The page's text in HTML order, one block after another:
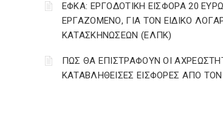
ΕΦΚΑ: ΕΡΓΟΔΟΤΙΚΗ ΕΙΣΦΟΡΑ 20
ΕΡΓΑΖΟΜΕΝΟ, ΓΙΑ ΤΟΝ ΕΙΔΙΚΟ
ΚΑΤΑΣΚΗΝΩΣΕΩΝ (ΕΛΠΚ)
ΠΩΣ ΘΑ ΕΠΙΣΤΡΑΦΟΥΝ ΟΙ
ΚΑΤΑΒΛΗΘΕΙΣΕΣ ΕΙΣΦΟΡΕΣ ΑΠΟ